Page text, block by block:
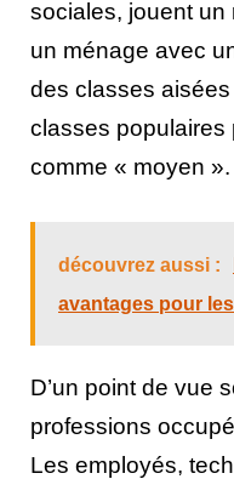
sociales, jouent un
un ménage avec
des classes
classes populaires
comme « moyen ».
découvrez aussi :
avantages pour
D’un point de vue
professions
Les employés,